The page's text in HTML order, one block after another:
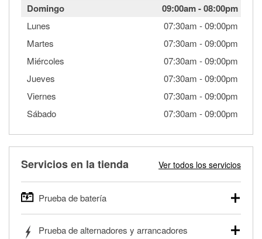
Domingo 09:00am-08:00pm
Lunes 07:30am -09:00pm
Martes
07:30am -09:00pm
Miércoles
07:30am -09:00pm
Jueves
07:30am -09:00pm
Viernes
07:30am -09:00pm
Sábado
07:30am -09:00pm
Servicios en la tienda Ver todos los servicios
Prueba de batería
autos, camionetas, SUVs, vehículos comerciales y
Prueba de alternadores y arrancadores